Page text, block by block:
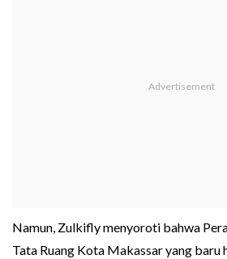
Namun, Zulkifly menyoroti bahwa
Tata Ruang Kota Makassar yang baru